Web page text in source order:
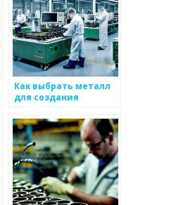
Как выбрать металл
для создания
инструментов